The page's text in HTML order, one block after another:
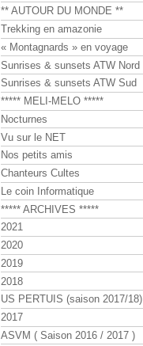
** AUTOUR DU MONDE **
Trekking en amazonie
« Montagnards » en voyage
Sunrises & sunsets ATW Nord
Sunrises & sunsets ATW Sud
***** MELI-MELO *****
Nocturnes
Vu sur le NET
Nos petits amis
Chanteurs Cultes
Le coin Informatique
***** ARCHIVES *****
2021
2020
2019
2018
US PERTUIS (saison 2017/18)
2017
ASVM ( Saison 2016 / 2017 )